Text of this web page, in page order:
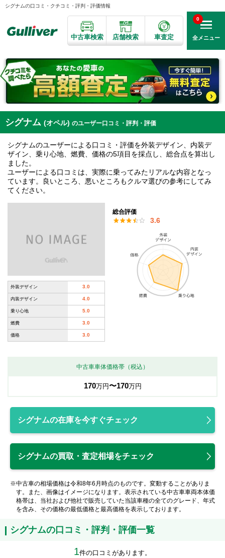
シグナムの口コミ・クチコミ・評判・評価情報
中古車検索 店舗検索 車査定 全メニュー
0
シグナム (オペル) のユーザー口コミ・評判・評価
シグナムのユーザーによる口コミ・評価を外装デザイン、内装デ
ザイン、乗り心地、燃費、価格の5項目を採点し、総合点を算出し
ました。
ユーザーによる口コミは、実際に乗ってみたリアルな内容となっ
ています。良いところ、悪いところもクルマ選びの参考にしてみ
てください。
外装デザイン 3.0
内装デザイン 4.0
乗り心地 5.0
燃費 3.0
価格 3.0
総合評価
3.6
中古車車体価格帯（税込）
170万円〜170万円
シグナムの在庫を今すぐチェック
シグナムの買取・査定相場をチェック
※中古車の相場価格は令和8年6月時点のものです。変動することがありま
す。また、画像はイメージになります。表示されている中古車車両本体価
格帯は、当社および他社で販売していた当該車種の全てのグレード、年式
を含み、その価格の最低価格と最高価格を表示しております。
シグナムの口コミ・評判・評価一覧
1件の口コミがあります。